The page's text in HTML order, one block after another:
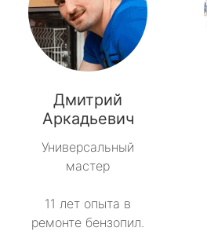
Дмитрий
Аркадьевич
Универсальный
мастер
11 лет опыта в
ремонте бензопил.